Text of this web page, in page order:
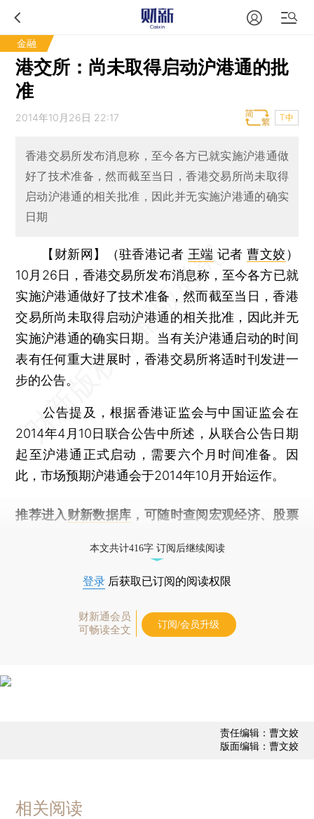
金融
港交所：尚未取得启动沪港通的批
准
2014年10月26日 22:17 T中
香港交易所发布消息称，至今各方已就实施沪港通做
好了技术准备，然而截至当日，香港交易所尚未取得
启动沪港通的相关批准，因此并无实施沪港通的确实
日期
【财新网】（驻香港记者 王端 记者曹文姣）
10月26日，香港交易所发布消息称，至今各方已就
实施沪港通做好了技术准备，然而截至当日，香港
交易所尚未取得启动沪港通的相关批准，因此并无
实施沪港通的确实日期。当有关沪港通启动的时间
表有任何重大进展时，香港交易所将适时刊发进一
步的公告。
公告提及，根据香港证监会与中国证监会在
2014年4月10日联合公告中所述，从联合公告日期
起至沪港通正式启动，需要六个月时间准备。因
此，市场预期沪港通会于2014年10月开始运作。
推荐进入 财新数据库 ，可随时查阅宏观经济、股票
本文共计416字 订阅后继续阅读
登录 后获取已订阅的阅读权限
财新通会员
可畅读全文
订阅/会员升级
责任编辑：曹文姣
版面编辑：曹文姣
相关阅读